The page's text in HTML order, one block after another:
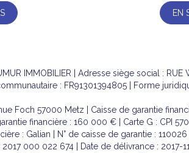
EN
IMMOBILIER | Adresse siège social : RUE
: FR91301394805 | Forme
Foch 57000 Metz | Caisse de garantie
financière : 160 000 € | Carte G : CPI
: Galian | N° de caisse de garantie :
000 022 674 | Date de délivrance : 2017-